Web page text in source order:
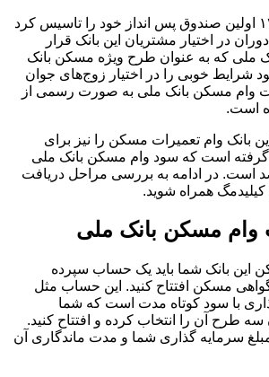
بانک ملی در سال ۱۳۱۸ اولین صندوق پس انداز خود را تاسیس کرد
در اختیار مشتریان این بانک قرار
ملی که به عنوان طرح ویژه مسکن بانک
شرایط خوبی را در اختیار زوج‌های جوان
وام مسکن بانک ملی به صورت رسمی از
بانک وام تعمیرات مسکن را نیز برای
است که سود وام مسکن بانک ملی
۱۸ درصد است. در ادامه به بررسی مراحل دریافت
همراه شوید.
وام مسکن بانک ملی
این بانک شما باید یک حساب سپرده
مسکن افتتاح کنید. این حساب مثل
با سود کوتاه مدت است که شما
سه طرح آن را انتخاب کرده و افتتاح کنید.
سرمایه گذاری شما و مدت ماندگاری آن